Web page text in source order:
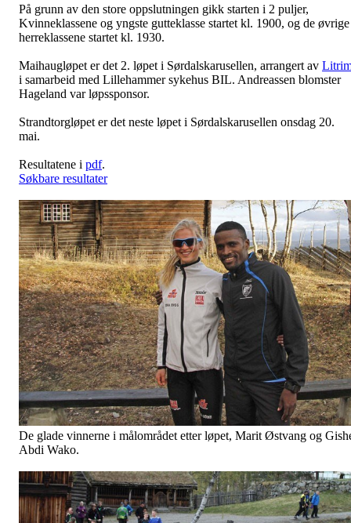
På grunn av den store oppslutningen gikk starten i 2 puljer,
Kvinneklassene og yngste gutteklasse startet kl. 1900, og de øvrige
herreklassene startet kl. 1930.
Maihaugløpet er det 2. løpet i Sørdalskarusellen, arrangert av
i samarbeid med Lillehammer sykehus BIL. Andreassen blomster
Hageland var løpssponsor.
Strandtorgløpet er det neste løpet i Sørdalskarusellen onsdag 20.
mai.
Resultatene i pdf.
Søkbare resultater
De glade vinnerne i målområdet etter løpet, Marit Østvang og
Abdi Wako.